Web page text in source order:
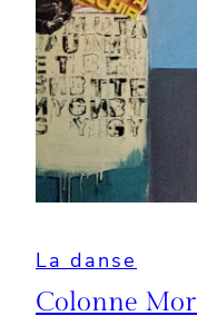
La danse
Colonne